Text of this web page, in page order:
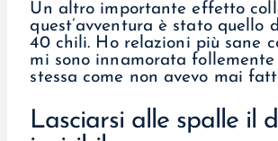
Un altro importante effetto
quest’avventura è stato quello
40 chili. Ho relazioni più sane
mi sono innamorata
stessa come non avevo mai
Lasciarsi alle spalle il